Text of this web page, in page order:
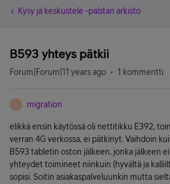
Kysy ja keskustele -palstan arkisto
B593 yhteys pätkii
Forum|Forum|11 years ago 1 kommentti
M migration
elikkä ensin käytössä oli nettitikku E392,
verran 4G verkossa, ei pätkinyt. Vaihdoin
B593 tabletin oston jälkeen, jonka jälkeen
yhteydet toimineet niinkuin (hyvältä ja
sopisi. Soitin asiakaspalveluunkin mutta